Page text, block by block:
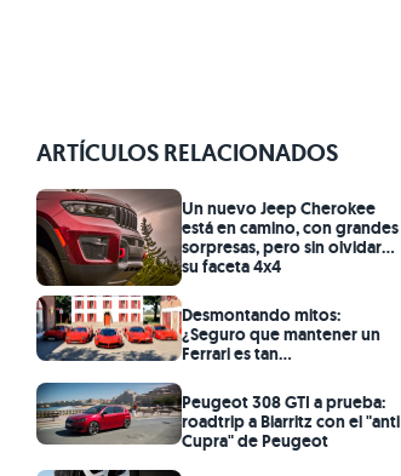
ARTÍCULOS RELACIONADOS
Un nuevo Jeep Cherokee
está en camino, con grandes
sorpresas, pero sin olvidar
su faceta 4x4
Desmontando mitos:
¿Seguro que mantener un
Ferrari es tan
como dicen?
Peugeot 308 GTI a prueba:
roadtrip a Biarritz con el "anti
Cupra" de Peugeot